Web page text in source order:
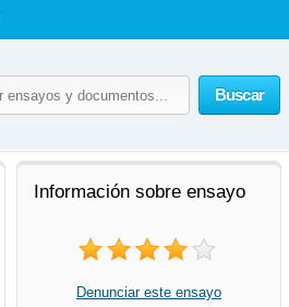
Buscar
Información sobre ensayo
Denunciar este ensayo